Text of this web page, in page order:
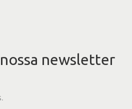
newsletter